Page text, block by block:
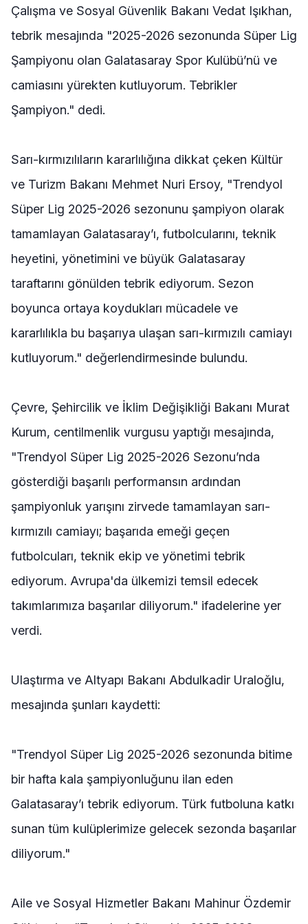
Çalışma ve Sosyal Güvenlik Bakanı Vedat Işıkhan,
tebrik mesajında "2025-2026 sezonunda Süper Lig
Şampiyonu olan Galatasaray Spor Kulübü’nü ve
camiasını yürekten kutluyorum. Tebrikler
Şampiyon." dedi.
Sarı-kırmızılıların kararlılığına dikkat çeken Kültür
ve Turizm Bakanı Mehmet Nuri Ersoy, "Trendyol
Süper Lig 2025-2026 sezonunu şampiyon olarak
tamamlayan Galatasaray’ı, futbolcularını, teknik
heyetini, yönetimini ve büyük Galatasaray
taraftarını gönülden tebrik ediyorum. Sezon
boyunca ortaya koydukları mücadele ve
kararlılıkla bu başarıya ulaşan sarı-kırmızılı camiayı
kutluyorum." değerlendirmesinde bulundu.
Çevre, Şehircilik ve İklim Değişikliği Bakanı Murat
Kurum, centilmenlik vurgusu yaptığı mesajında,
"Trendyol Süper Lig 2025-2026 Sezonu’nda
gösterdiği başarılı performansın ardından
şampiyonluk yarışını zirvede tamamlayan sarı-
kırmızılı camiayı; başarıda emeği geçen
futbolcuları, teknik ekip ve yönetimi tebrik
ediyorum. Avrupa'da ülkemizi temsil edecek
takımlarımıza başarılar diliyorum." ifadelerine yer
verdi.
Ulaştırma ve Altyapı Bakanı Abdulkadir Uraloğlu,
mesajında şunları kaydetti:
"Trendyol Süper Lig 2025-2026 sezonunda bitime
bir hafta kala şampiyonluğunu ilan eden
Galatasaray’ı tebrik ediyorum. Türk futboluna katkı
sunan tüm kulüplerimize gelecek sezonda başarılar
diliyorum."
Aile ve Sosyal Hizmetler Bakanı Mahinur Özdemir